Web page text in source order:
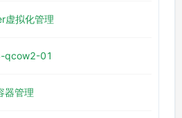
虚拟化管理
qcow2-01
器管理